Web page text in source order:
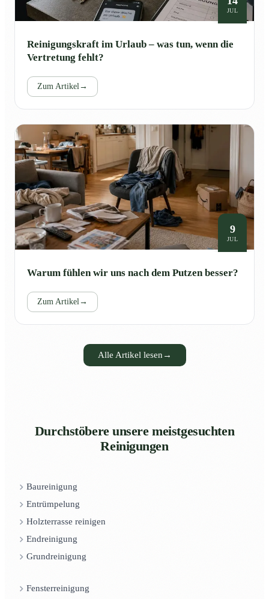
JUL
Reinigungskraft im Urlaub – was tun, wenn die
Vertretung fehlt?
Zum Artikel→
9
JUL
Warum fühlen wir uns nach dem Putzen besser?
Zum Artikel→
Alle Artikel lesen →
Durchstöbere unsere meistgesuchten
Reinigungen
Baureinigung
Entrümpelung
Holzterrasse reinigen
Endreinigung
Grundreinigung
Fensterreinigung